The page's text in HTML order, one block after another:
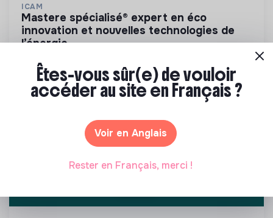
ICAM
mastere spécialisé® expert en éco
innovation et nouvelles technologies de
l’énergie
l’amélioration de l’efficacité énergétique et du
développement des énergies renouvelables
Autres France
Êtes-vous sûr(e) de vouloir
accéder au site en Français ?
Voir en Anglais
Rester en Français, merci !